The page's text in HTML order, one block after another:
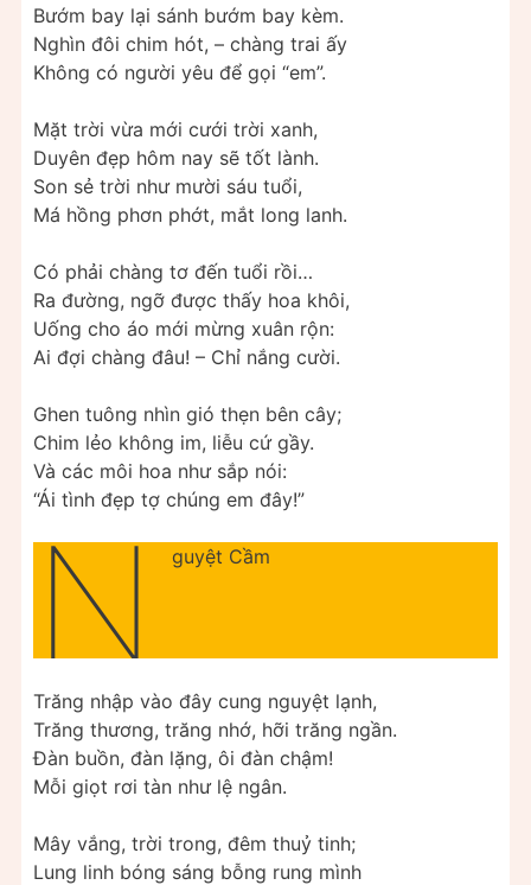
Bướm bay lại sánh bướm bay kèm.
Nghìn đôi chim hót, – chàng trai ấy
Không có người yêu để gọi “em”.
Mặt trời vừa mới cưới trời xanh,
Duyên đẹp hôm nay sẽ tốt lành.
Son sẻ trời như mười sáu tuổi,
Má hồng phơn phớt, mắt long lanh.
Có phải chàng tơ đến tuổi rồi…
Ra đường, ngỡ được thấy hoa khôi,
Uống cho áo mới mừng xuân rộn:
Ai đợi chàng đâu! – Chỉ nắng cười.
Ghen tuông nhìn gió thẹn bên cây;
Chim lẻo không im, liễu cứ gầy.
Và các môi hoa như sắp nói:
“Ái tình đẹp tợ chúng em đây!”
N guyệt Cầm
Trăng nhập vào đây cung nguyệt lạnh,
Trăng thương, trăng nhớ, hỡi trăng ngần.
Đàn buồn, đàn lặng, ôi đàn chậm!
Mỗi giọt rơi tàn như lệ ngân.
Mây vắng, trời trong, đêm thuỷ tinh;
Lung linh bóng sáng bỗng rung mình